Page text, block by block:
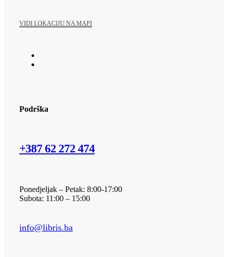
VIDI LOKACIJU NA MAPI
Podrška
+387 62 272 474​
Ponedjeljak – Petak: 8:00-17:00
Subota: 11:00 – 15:00
info@libris.ba